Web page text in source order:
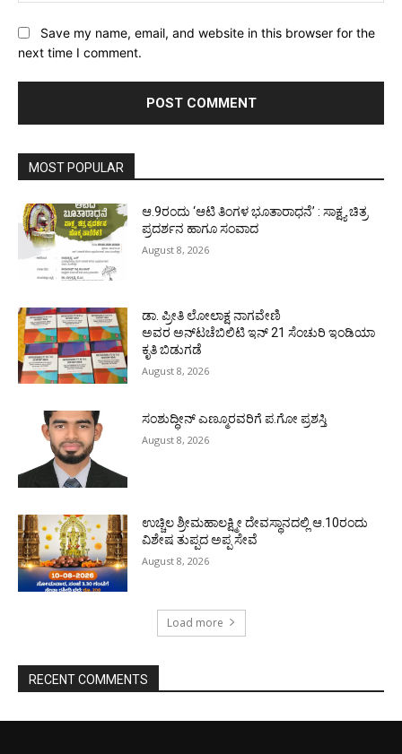
Save my name, email, and website in this browser for the
next time I comment.
MOST POPULAR
ಆ.9ರಂದು ‘ಆಟಿ ತಿಂಗಳ ಭೂತಾರಾಧನೆ’ : ಸಾಕ್ಷ್ಯ ಚಿತ್ರ
ಪ್ರದರ್ಶನ ಹಾಗೂ ಸಂವಾದ
August 8, 2026
ಡಾ. ಪ್ರೀತಿ ಲೋಲಾಕ್ಷ ನಾಗವೇಣಿ
ಅವರ ಅನ್‌ಟಚೆಬಿಲಿಟಿ ಇನ್ 21 ಸೆಂಚುರಿ ಇಂಡಿಯಾ
ಕೃತಿ ಬಿಡುಗಡೆ
August 8, 2026
ಸಂಶುದ್ಧೀನ್ ಎಣ್ಮೂರವರಿಗೆ ಪ.ಗೋ ಪ್ರಶಸ್ತಿ
August 8, 2026
ಉಚ್ಚಿಲ ಶ್ರೀಮಹಾಲಕ್ಷ್ಮೀ ದೇವಸ್ಥಾನದಲ್ಲಿ ಆ.10ರಂದು
ವಿಶೇಷ ತುಪ್ಪದ ಅಪ್ಪ ಸೇವೆ
August 8, 2026
Load more
RECENT COMMENTS